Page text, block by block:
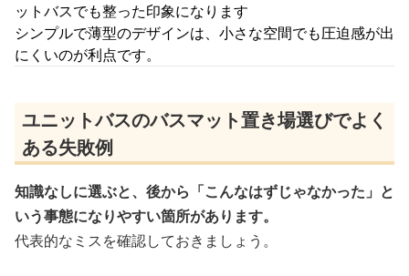
ットバスでも整った印象になります
シンプルで薄型のデザインは、小さな空間でも圧迫感が出
にくいのが利点です。
ユニットバスのバスマット置き場選びでよく
ある失敗例
知識なしに選ぶと、後から「こんなはずじゃなかった」と
いう事態になりやすい箇所があります。
代表的なミスを確認しておきましょう。